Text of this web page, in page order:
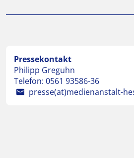
Pressekontakt
Philipp Greguhn
Telefon: 0561 93586-36
presse(at)medienanstalt-